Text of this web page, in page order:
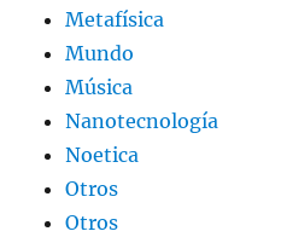
Metafísica
Mundo
Música
Nanotecnología
Noetica
Otros
Otros